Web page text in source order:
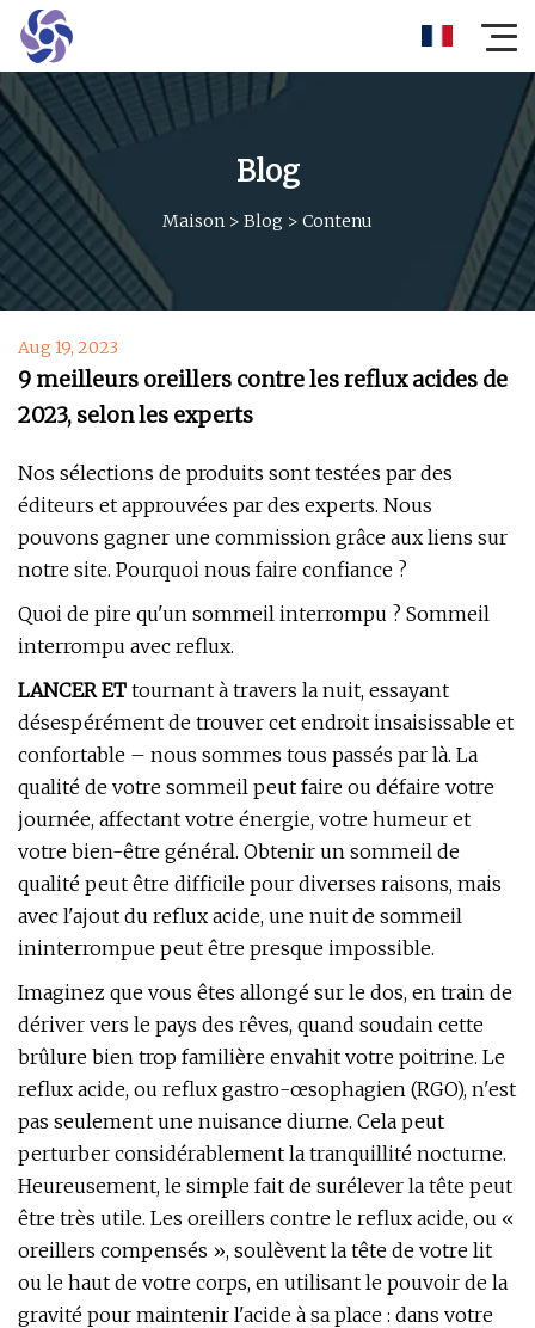
Blog
Maison > Blog > Contenu
Aug 19, 2023
9 meilleurs oreillers contre les reflux acides de
2023, selon les experts
Nos sélections de produits sont testées par des
éditeurs et approuvées par des experts. Nous
pouvons gagner une commission grâce aux liens sur
notre site. Pourquoi nous faire confiance ?
Quoi de pire qu'un sommeil interrompu ? Sommeil
interrompu avec reflux.
LANCER ET tournant à travers la nuit, essayant
désespérément de trouver cet endroit insaisissable et
confortable – nous sommes tous passés par là. La
qualité de votre sommeil peut faire ou défaire votre
journée, affectant votre énergie, votre humeur et
votre bien-être général. Obtenir un sommeil de
qualité peut être difficile pour diverses raisons, mais
avec l'ajout du reflux acide, une nuit de sommeil
ininterrompue peut être presque impossible.
Imaginez que vous êtes allongé sur le dos, en train de
dériver vers le pays des rêves, quand soudain cette
brûlure bien trop familière envahit votre poitrine. Le
reflux acide, ou reflux gastro-œsophagien (RGO), n'est
pas seulement une nuisance diurne. Cela peut
perturber considérablement la tranquillité nocturne.
Heureusement, le simple fait de surélever la tête peut
être très utile. Les oreillers contre le reflux acide, ou «
oreillers compensés », soulèvent la tête de votre lit
ou le haut de votre corps, en utilisant le pouvoir de la
gravité pour maintenir l'acide à sa place : dans votre